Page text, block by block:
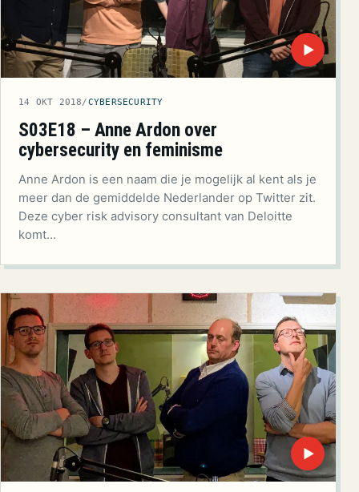
▶
14 OKT 2018/CYBERSECURITY
S03E18 – Anne Ardon over
cybersecurity en feminisme
Anne Ardon is een naam die je mogelijk al kent als je
meer dan de gemiddelde Nederlander op Twitter zit.
Deze cyber risk advisory consultant van Deloitte
komt…
▶